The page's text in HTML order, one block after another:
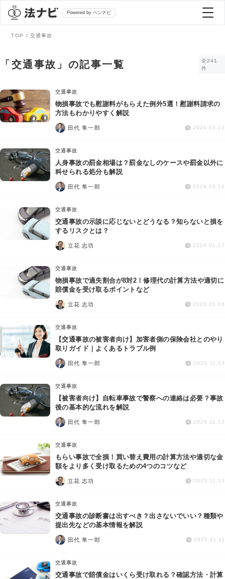
Powered by ベンナビ
全て
法律相談
債務整理
交通事故
労働問題
債権回収
IT・ネット
資金調達
企業法務
弁護士を探す
おすすめ弁護士診断
AI Search Premium
掲載をご検討の弁護士の方へ
TOP 交通事故
「交通事故」の記事一覧
全241
件
交通事故
物損事故でも慰謝料がもらえた例外5選！慰謝料請求の
方法もわかりやすく解説
田代 隼一郎 2026.03.12
交通事故
人身事故の罰金相場は？罰金なしのケースや罰金以外に
科せられる処分も解説
田代 隼一郎 2026.03.12
交通事故
交通事故の示談に応じないとどうなる？知らないと損を
するリスクとは？
立花 志功 2026.01.17
交通事故
物損事故で過失割合が8対2！修理代の計算方法や適切に
賠償金を受け取るポイントなど
立花 志功 2026.01.16
交通事故
【交通事故の被害者向け】加害者側の保険会社とのやり
取りガイド｜よくあるトラブル例
田代 隼一郎 2025.11.13
交通事故
【被害者向け】自転車事故で警察への連絡は必要？事故
後の基本的な流れを解説
田代 隼一郎 2025.11.13
交通事故
もらい事故で全損！買い替え費用の計算方法や適切な金
額をより多く受け取るための4つのコツなど
立花 志功 2025.11.13
交通事故
交通事故の診断書は出すべき？出さないでいい？種類や
提出先などの基本情報を解説
田代 隼一郎 2025.11.11
交通事故
交通事故で賠償金はいくら受け取れる？確認方法・計算